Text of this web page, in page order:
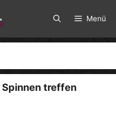
Menü
treffen